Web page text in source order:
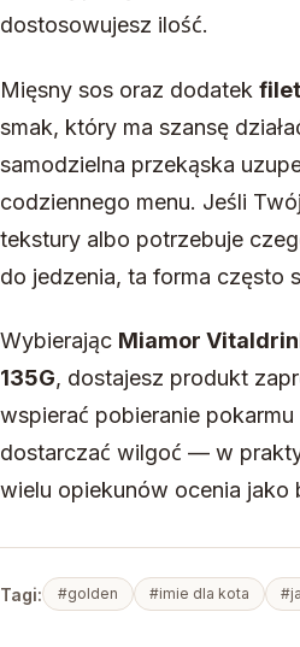
dostosowujesz ilość.
Mięsny sos oraz dodatek
smak, który ma szansę
samodzielna przekąska
codziennego menu. Jeśli
tekstury albo potrzebuje
do jedzenia, ta forma często
Wybierając Miamor
135G, dostajesz produkt
wspierać pobieranie
dostarczać wilgoć — w
wielu opiekunów ocenia jako
Tagi: #golden #imie dla kota